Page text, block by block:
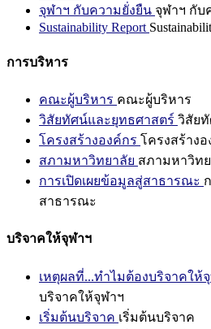
จุฬาฯ กับความยั่งยืน จุฬาฯ กับ
Sustainability Report
การบริหาร
คณะผู้บริหาร คณะผู้บริหาร
วิสัยทัศน์และยุทธศาสตร์ วิสัย
โครงสร้างองค์กร โครงสร้างอ
สภามหาวิทยาลัย สภามหาวิท
การเปิดเผยข้อมูลสู่สาธารณะ
สาธารณะ
บริจาคให้จุฬาฯ
เหตุผลที่...ทำไมต้องบริจาคให้
บริจาคให้จุฬาฯ
เริ่มต้นบริจาค เริ่มต้นบริจาค